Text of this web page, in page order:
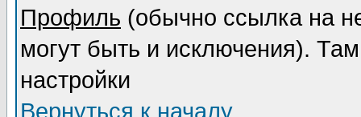
Профиль (обычно ссылка на
могут быть и исключения).
настройки
Вернуться к началу